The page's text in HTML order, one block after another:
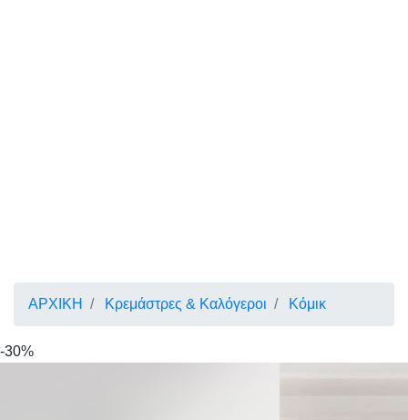
ΑΡΧΙΚΗ Κρεμάστρες & Καλόγεροι Κόμικ
-30%